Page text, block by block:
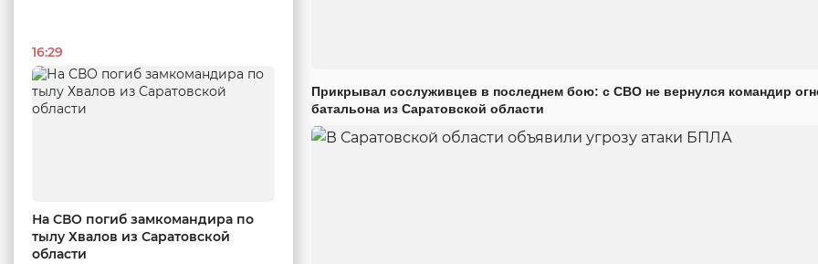
16:29
На СВО погиб замкомандира по
тылу Хвалов из Саратовской
области
Прикрывал сослуживцев в последнем бою: с СВО не вернулся командир
батальона из Саратовской области